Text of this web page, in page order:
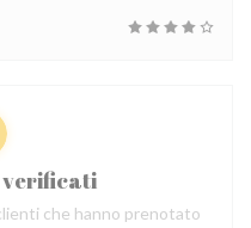
verificati
che hanno prenotato